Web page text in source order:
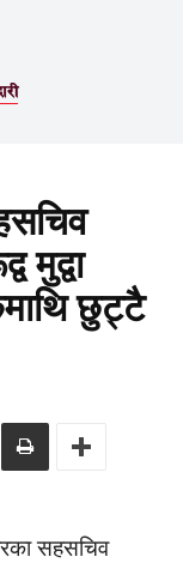
मुद्वा
छुट्टै
सहसचिव